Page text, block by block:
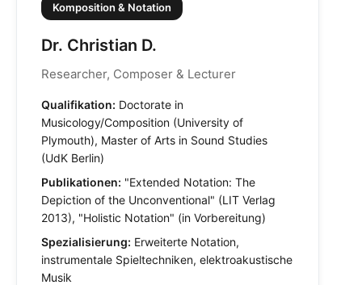
Komposition & Notation
Dr. Christian D.
Researcher, Composer & Lecturer
Qualifikation: Doctorate in
Musicology/Composition (University of
Plymouth), Master of Arts in Sound Studies
(UdK Berlin)
Publikationen: "Extended Notation: The
Depiction of the Unconventional" (LIT Verlag
2013), "Holistic Notation" (in Vorbereitung)
Spezialisierung: Erweiterte Notation,
instrumentale Spieltechniken, elektroakustische
Musik